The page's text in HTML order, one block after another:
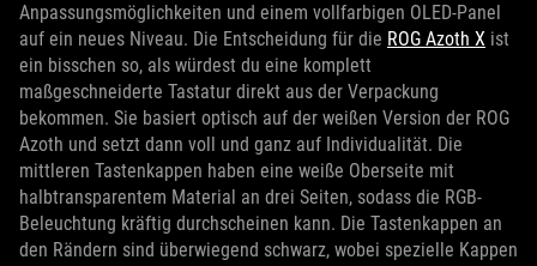
Anpassungsmöglichkeiten und einem vollfarbigen OLED-Panel
auf ein neues Niveau. Die Entscheidung für die ROG Azoth X ist
ein bisschen so, als würdest du eine komplett
maßgeschneiderte Tastatur direkt aus der Verpackung
bekommen. Sie basiert optisch auf der weißen Version der ROG
Azoth und setzt dann voll und ganz auf Individualität. Die
mittleren Tastenkappen haben eine weiße Oberseite mit
halbtransparentem Material an drei Seiten, sodass die RGB-
Beleuchtung kräftig durchscheinen kann. Die Tastenkappen an
den Rändern sind überwiegend schwarz, wobei spezielle Kappen